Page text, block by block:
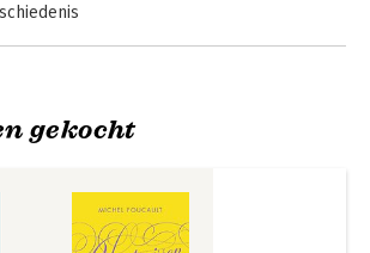
dier
gekocht